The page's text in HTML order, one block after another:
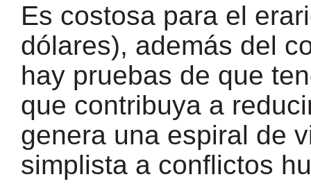
Es costosa para el
dólares), además del
hay pruebas de que
que contribuya a
genera una espiral de
simplista a conflictos